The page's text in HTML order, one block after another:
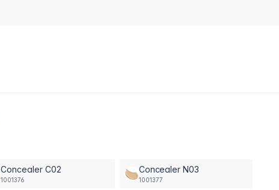
Concealer C02
1001376
Concealer N03
1001377